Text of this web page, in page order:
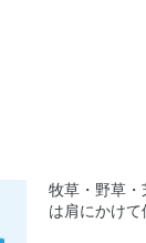
牧草・野草
は肩にかけ